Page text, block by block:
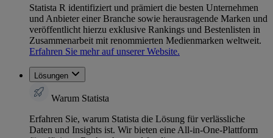
Statista R identifiziert und prämiert die besten Unternehmen
und Anbieter einer Branche sowie herausragende Marken und
veröffentlicht hierzu exklusive Rankings und Bestenlisten in
Zusammenarbeit mit renommierten Medienmarken weltweit.
Erfahren Sie mehr auf unserer Website.
Lösungen
Warum Statista
Erfahren Sie, warum Statista die Lösung für verlässliche
Daten und Insights ist. Wir bieten eine All-in-One-Plattform